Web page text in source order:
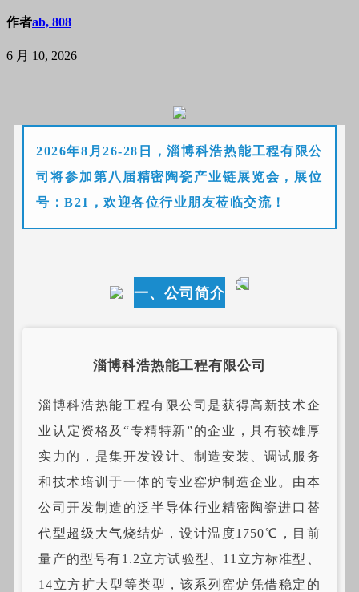
作者ab, 808
6 月 10, 2026
2026年8月26-28日，淄博科浩热能工程有限公
司将参加第八届精密陶瓷产业链展览会，展位
号：B21，欢迎各位行业朋友莅临交流！
一、公司简介
淄博科浩热能工程有限公司
淄博科浩热能工程有限公司是获得高新技术企
业认定资格及“专精特新”的企业，具有较雄厚
实力的，是集开发设计、制造安装、调试服务
和技术培训于一体的专业窑炉制造企业。由本
公司开发制造的泛半导体行业精密陶瓷进口替
代型超级大气烧结炉，设计温度1750℃，目前
量产的型号有1.2立方试验型、11立方标准型、
14立方扩大型等类型，该系列窑炉凭借稳定的